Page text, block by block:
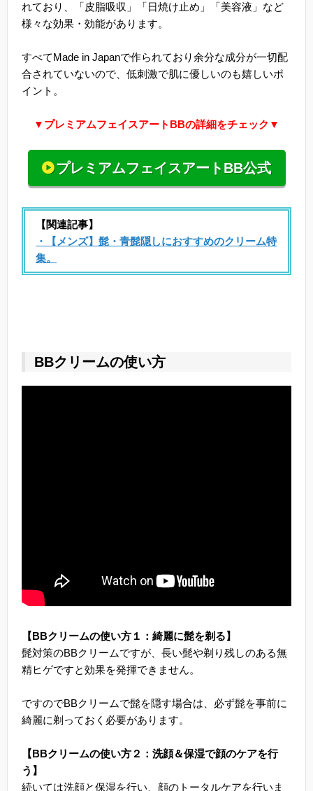
れており、「皮脂吸収」「日焼け止め」「美容液」など
様々な効果・効能があります。
すべてMade in Japanで作られており余分な成分が一切配
合されていないので、低刺激で肌に優しいのも嬉しいポ
イント。
▼プレミアムフェイスアートBBの詳細をチェック▼
プレミアムフェイスアートBB公式
【関連記事】
・【メンズ】髭・青髭隠しにおすすめのクリーム特
集。
BBクリームの使い方
【BBクリームの使い方１：綺麗に髭を剃る】
髭対策のBBクリームですが、長い髭や剃り残しのある無
精ヒゲですと効果を発揮できません。
ですのでBBクリームで髭を隠す場合は、必ず髭を事前に
綺麗に剃っておく必要があります。
【BBクリームの使い方２：洗顔＆保湿で顔のケアを行
う】
続いては洗顔と保湿を行い、顔のトータルケアを行いま